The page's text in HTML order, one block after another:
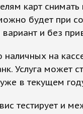
карт
будет при
и без
наличных на
Услуга может
в текущем
тестирует и